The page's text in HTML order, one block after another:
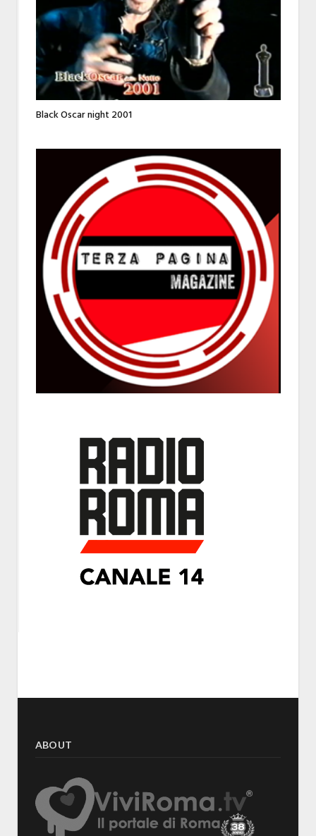
Black Oscar night 2001
ABOUT